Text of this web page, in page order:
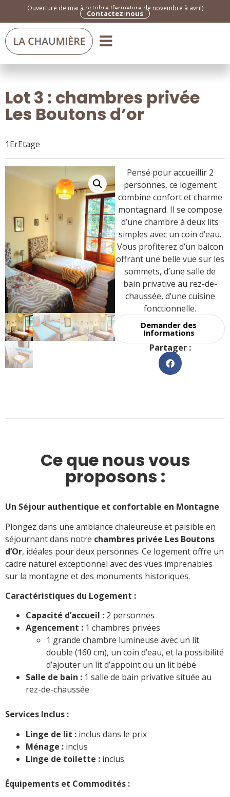
Ouverture de mai à octobre (fermeture de novembre à avril)
Contactez-nous
Lot 3 : chambres privée
Les Boutons d’or
1ErEtage
Pensé pour accueillir 2
personnes, ce logement
combine confort et charme
montagnard. Il se compose
d’une chambre à deux lits
simples avec un coin d’eau.
Vous profiterez d’un balcon
offrant une belle vue sur les
sommets, d’une salle de
bain privative au rez-de-
chaussée, d’une cuisine
fonctionnelle.
Demander des
Informations
Partager :
Ce que nous vous
proposons :
Un Séjour authentique et confortable en Montagne
Plongez dans une ambiance chaleureuse et paisible en
séjournant dans notre chambres privée Les Boutons
d’Or, idéales pour deux personnes. Ce logement offre un
cadre naturel exceptionnel avec des vues imprenables
sur la montagne et des monuments historiques.
Caractéristiques du Logement :
Capacité d’accueil : 2 personnes
Agencement : 1 chambres privées
1 grande chambre lumineuse avec un lit
double (160 cm), un coin d’eau, et la possibilité
d’ajouter un lit d’appoint ou un lit bébé
Salle de bain : 1 salle de bain privative située au
rez-de-chaussée
Services Inclus :
Linge de lit : inclus dans le prix
Ménage : inclus
Linge de toilette : inclus
Équipements et Commodités :